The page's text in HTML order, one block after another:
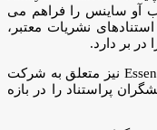
آو ساینس را فراهم می
نشریات معتبر،
بر دارد.
وی اضافه کرد: پایگاه Essential Science Indicator نیز متعلق به شرکت
پراستناد را در بازه